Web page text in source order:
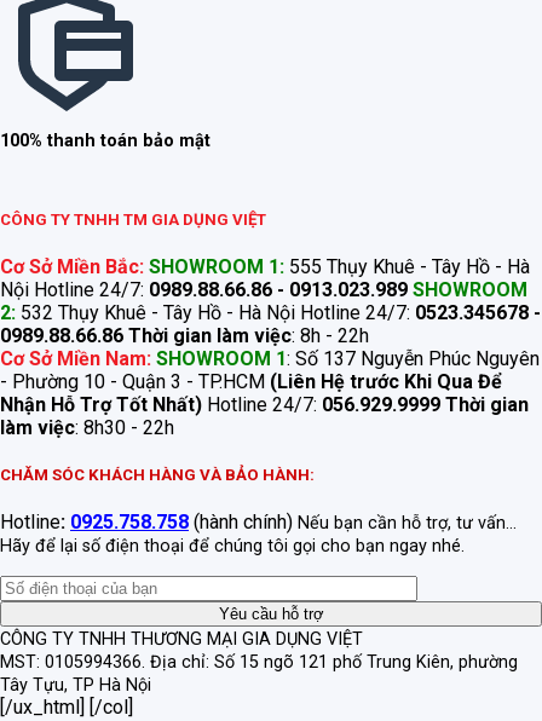
100% thanh toán bảo mật
CÔNG TY TNHH TM GIA DỤNG VIỆT
Cơ Sở Miền Bắc: SHOWROOM 1: 555 Thụy Khuê - Tây Hồ - Hà
Nội Hotline 24/7: 0989.88.66.86 - 0913.023.989 SHOWROOM
2: 532 Thụy Khuê - Tây Hồ - Hà Nội Hotline 24/7: 0523.345678 -
0989.88.66.86 Thời gian làm việc: 8h - 22h
Cơ Sở Miền Nam: SHOWROOM 1: Số 137 Nguyễn Phúc Nguyên
- Phường 10 - Quận 3 - TP.HCM (Liên Hệ trước Khi Qua Để
Nhận Hỗ Trợ Tốt Nhất) Hotline 24/7: 056.929.9999 Thời gian
làm việc: 8h30 - 22h
CHĂM SÓC KHÁCH HÀNG VÀ BẢO HÀNH:
Hotline: 0925.758.758 (hành chính) Nếu bạn cần hỗ trợ, tư vấn...
Hãy để lại số điện thoại để chúng tôi gọi cho bạn ngay nhé.
CÔNG TY TNHH THƯƠNG MẠI GIA DỤNG VIỆT
MST: 0105994366. Địa chỉ: Số 15 ngõ 121 phố Trung Kiên, phường
Tây Tựu, TP Hà Nội
[/ux_html] [/col]